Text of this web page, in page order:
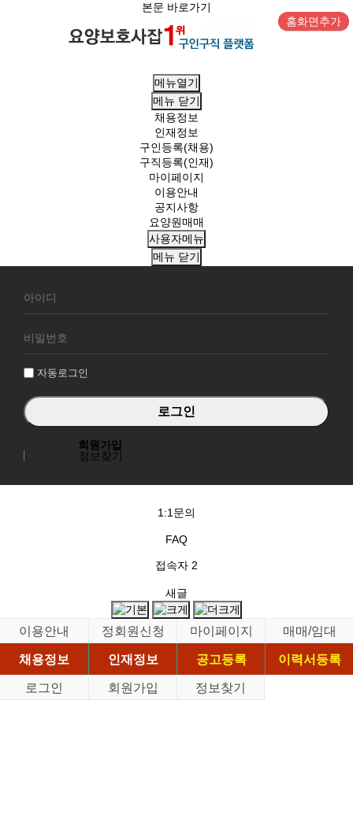
본문 바로가기
홈화면추가
메뉴열기
메뉴 닫기
채용정보
인재정보
구인등록(채용)
구직등록(인재)
마이페이지
이용안내
공지사항
요양원매매
사용자메뉴
메뉴 닫기
원
그
자동로그인
회원가입
정보찾기
1:1문의
FAQ
접속자 2
새글
이용안내 정회원신청 마이페이지
매매/임대
채용정보
인재정보 공고등록
이력서등록
로그인
회원가입 정보찾기